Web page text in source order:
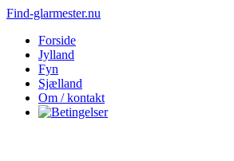
Find-glarmester.nu
Forside
Jylland
Fyn
Sjælland
Om / kontakt